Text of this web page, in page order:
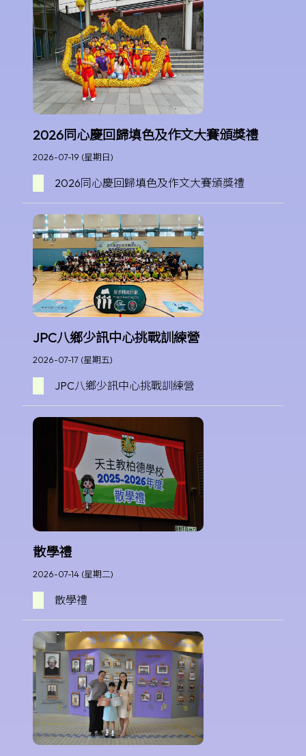
2026同心慶回歸填色及作文大賽頒獎禮
2026-07-19 (星期日)
2026同心慶回歸填色及作文大賽頒獎禮
JPC八鄉少訊中心挑戰訓練營
2026-07-17 (星期五)
JPC八鄉少訊中心挑戰訓練營
散學禮
2026-07-14 (星期二)
散學禮